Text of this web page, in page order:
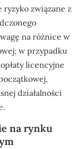
ryzyko związane z
na różnice w
w przypadku
licencyjne
działalności
na rynku